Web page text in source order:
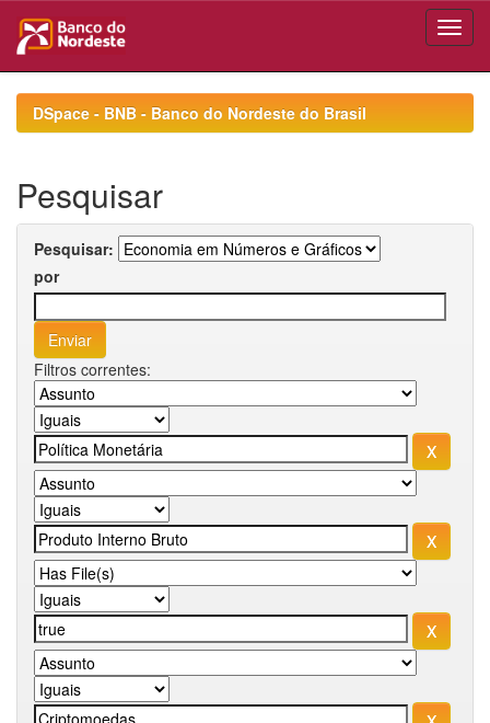
navigationDSpace - BNB - Banco do Nordeste do Brasil
Pesquisar
Pesquisar:
por
Filtros correntes: